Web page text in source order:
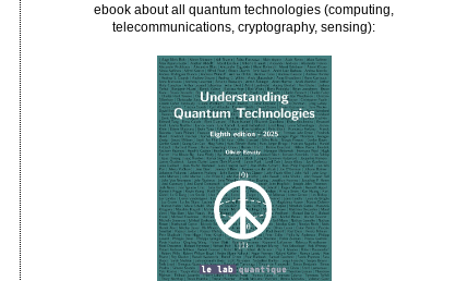
ebook about all quantum technologies (computing,
telecommunications, cryptography, sensing):